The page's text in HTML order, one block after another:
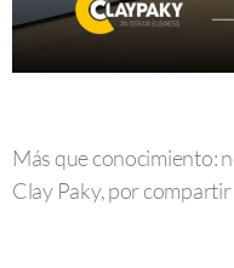
Más que conocimiento:
Clay Paky, por